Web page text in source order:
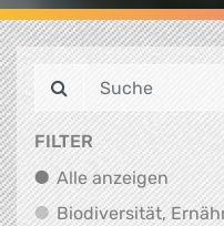
FILTER
Alle anzeigenAlle
Biodiversität,